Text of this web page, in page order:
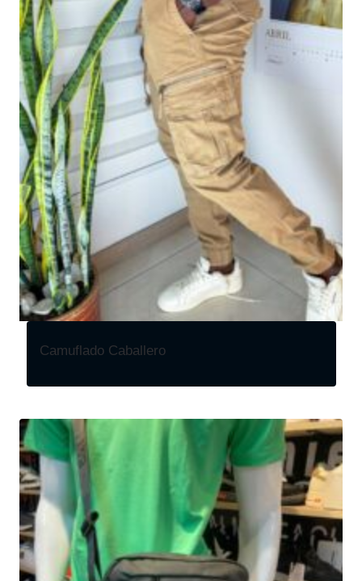
Camuflado Caballero